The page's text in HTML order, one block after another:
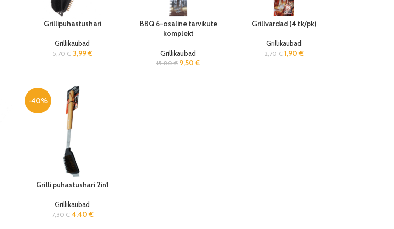
Grillipuhastushari
Grillikaubad
5,70€ 3,99€
BBQ 6-osaline tarvikute
komplekt
Grillikaubad
15,80€ 9,50 €
Grillvardad (4 tk/pk)
Grillikaubad
2,70€ 1,90 €
-40%
Grilli puhastushari 2in1
Grillikaubad
7,30€ 4,40 €